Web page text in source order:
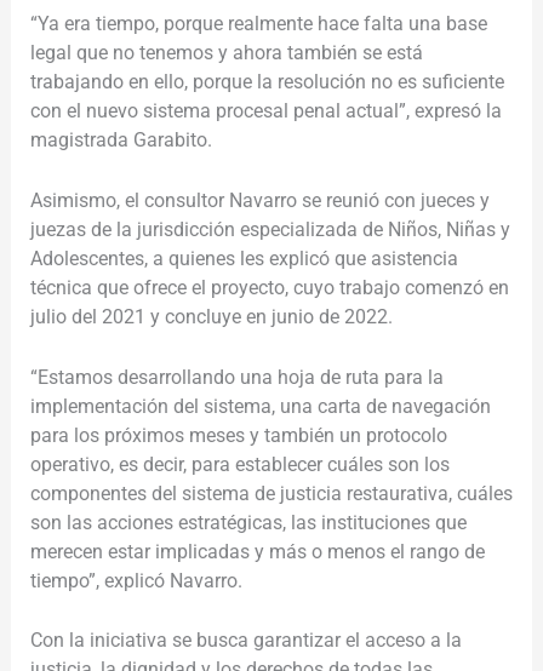
“Ya era tiempo, porque realmente hace falta una base
legal que no tenemos y ahora también se está
trabajando en ello, porque la resolución no es suficiente
con el nuevo sistema procesal penal actual”, expresó la
magistrada Garabito.
Asimismo, el consultor Navarro se reunió con jueces y
juezas de la jurisdicción especializada de Niños, Niñas y
Adolescentes, a quienes les explicó que asistencia
técnica que ofrece el proyecto, cuyo trabajo comenzó en
julio del 2021 y concluye en junio de 2022.
“Estamos desarrollando una hoja de ruta para la
implementación del sistema, una carta de navegación
para los próximos meses y también un protocolo
operativo, es decir, para establecer cuáles son los
componentes del sistema de justicia restaurativa, cuáles
son las acciones estratégicas, las instituciones que
merecen estar implicadas y más o menos el rango de
tiempo”, explicó Navarro.
Con la iniciativa se busca garantizar el acceso a la